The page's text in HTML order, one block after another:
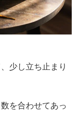
少し立ち止まり
を合わせてあっ